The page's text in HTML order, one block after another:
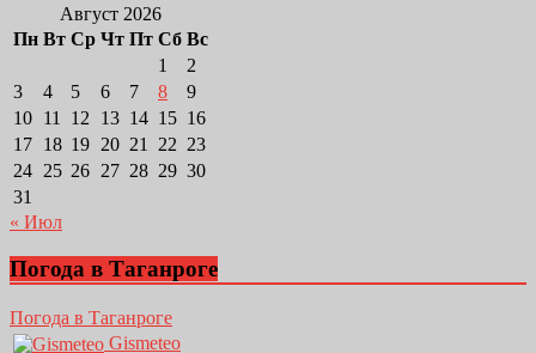
Август 2026
Пн Вт Ср Чт Пт Сб Вс
1
2
3
4 5 6 7 8
9
10 11 12 13 14 15 16
17 18 19 20 21 22 23
24 25 26 27 28 29 30
31
« Июл
Погода в Таганроге
Погода в Таганроге
Gismeteo